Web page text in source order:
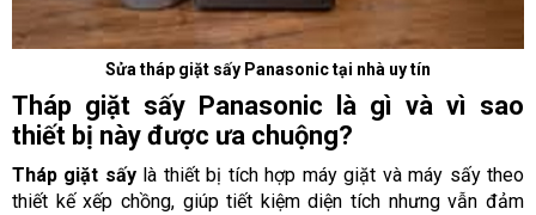
Sửa tháp giặt sấy Panasonic tại nhà uy tín
Tháp giặt sấy Panasonic là gì và vì sao
thiết bị này được ưa chuộng?
Tháp giặt sấylà thiết bị tích hợp máy giặt và máy sấy theo
thiết kế xếp chồng, giúp tiết kiệm diện tích nhưng vẫn đảm